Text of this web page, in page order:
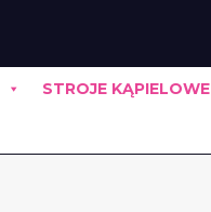
STROJE KĄPIELOWE